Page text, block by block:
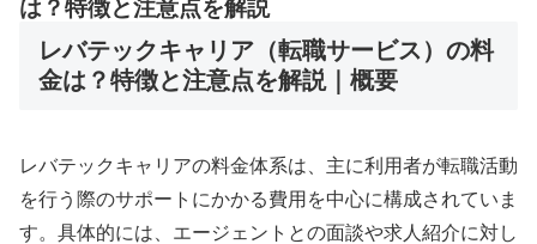
は？特徴と注意点を解説
レバテックキャリア（転職サービス）の料
金は？特徴と注意点を解説｜概要
レバテックキャリアの料金体系は、主に利用者が転職活動
を行う際のサポートにかかる費用を中心に構成されていま
す。具体的には、エージェントとの面談や求人紹介に対し